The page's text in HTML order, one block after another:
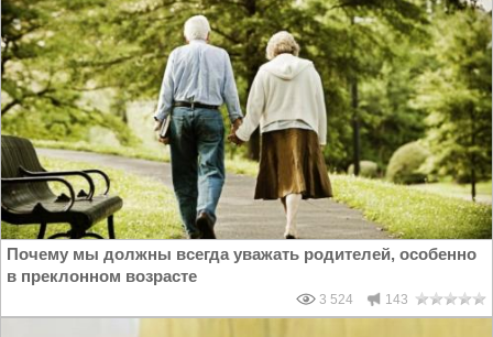
Почему мы должны всегда уважать родителей, особенно
в преклонном возрасте
3 524 143